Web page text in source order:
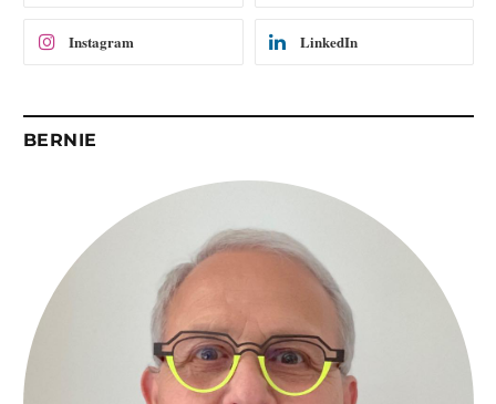
Instagram LinkedIn
BERNIE